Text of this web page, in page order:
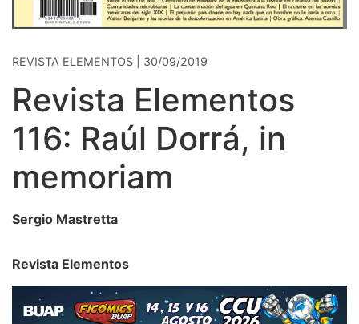
REVISTA ELEMENTOS | 30/09/2019
Revista Elementos
116: Raúl Dorrá, in
memoriam
Sergio Mastretta
Revista Elementos